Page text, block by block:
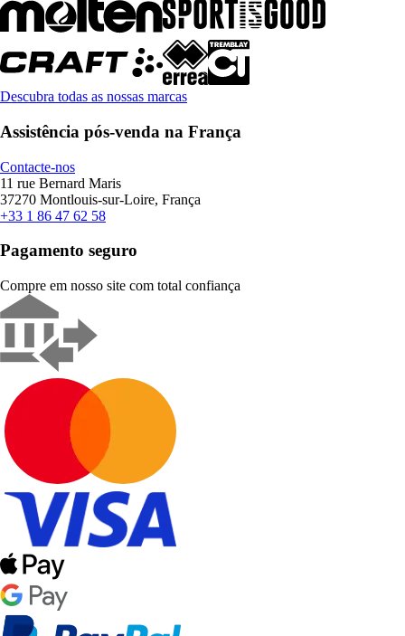
Descubra todas as nossas marcas
Assistência pós-venda na França
Contacte-nos
11 rue Bernard Maris
37270 Montlouis-sur-Loire, França
+33 1 86 47 62 58
Pagamento seguro
Compre em nosso site com total confiança